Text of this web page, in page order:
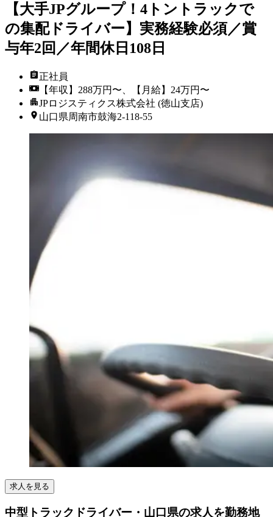
【大手JPグループ！4トントラックで
の集配ドライバー】実務経験必須／賞
与年2回／年間休日108日
正社員
【年収】288万円〜、【月給】24万円〜
JPロジスティクス株式会社 (徳山支店)
山口県周南市鼓海2-118-55
求人を見る
中型トラックドライバー・山口県の求人を勤務地